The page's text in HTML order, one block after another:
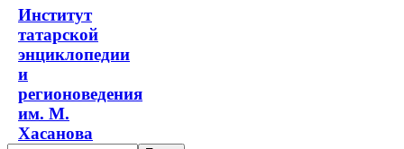
Институт
татарской
энциклопедии
и
регионоведения
им. М.
Хасанова